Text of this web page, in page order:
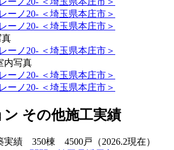
内写真
その他施工実績
実績 350棟 4500戸（2026.2現在）